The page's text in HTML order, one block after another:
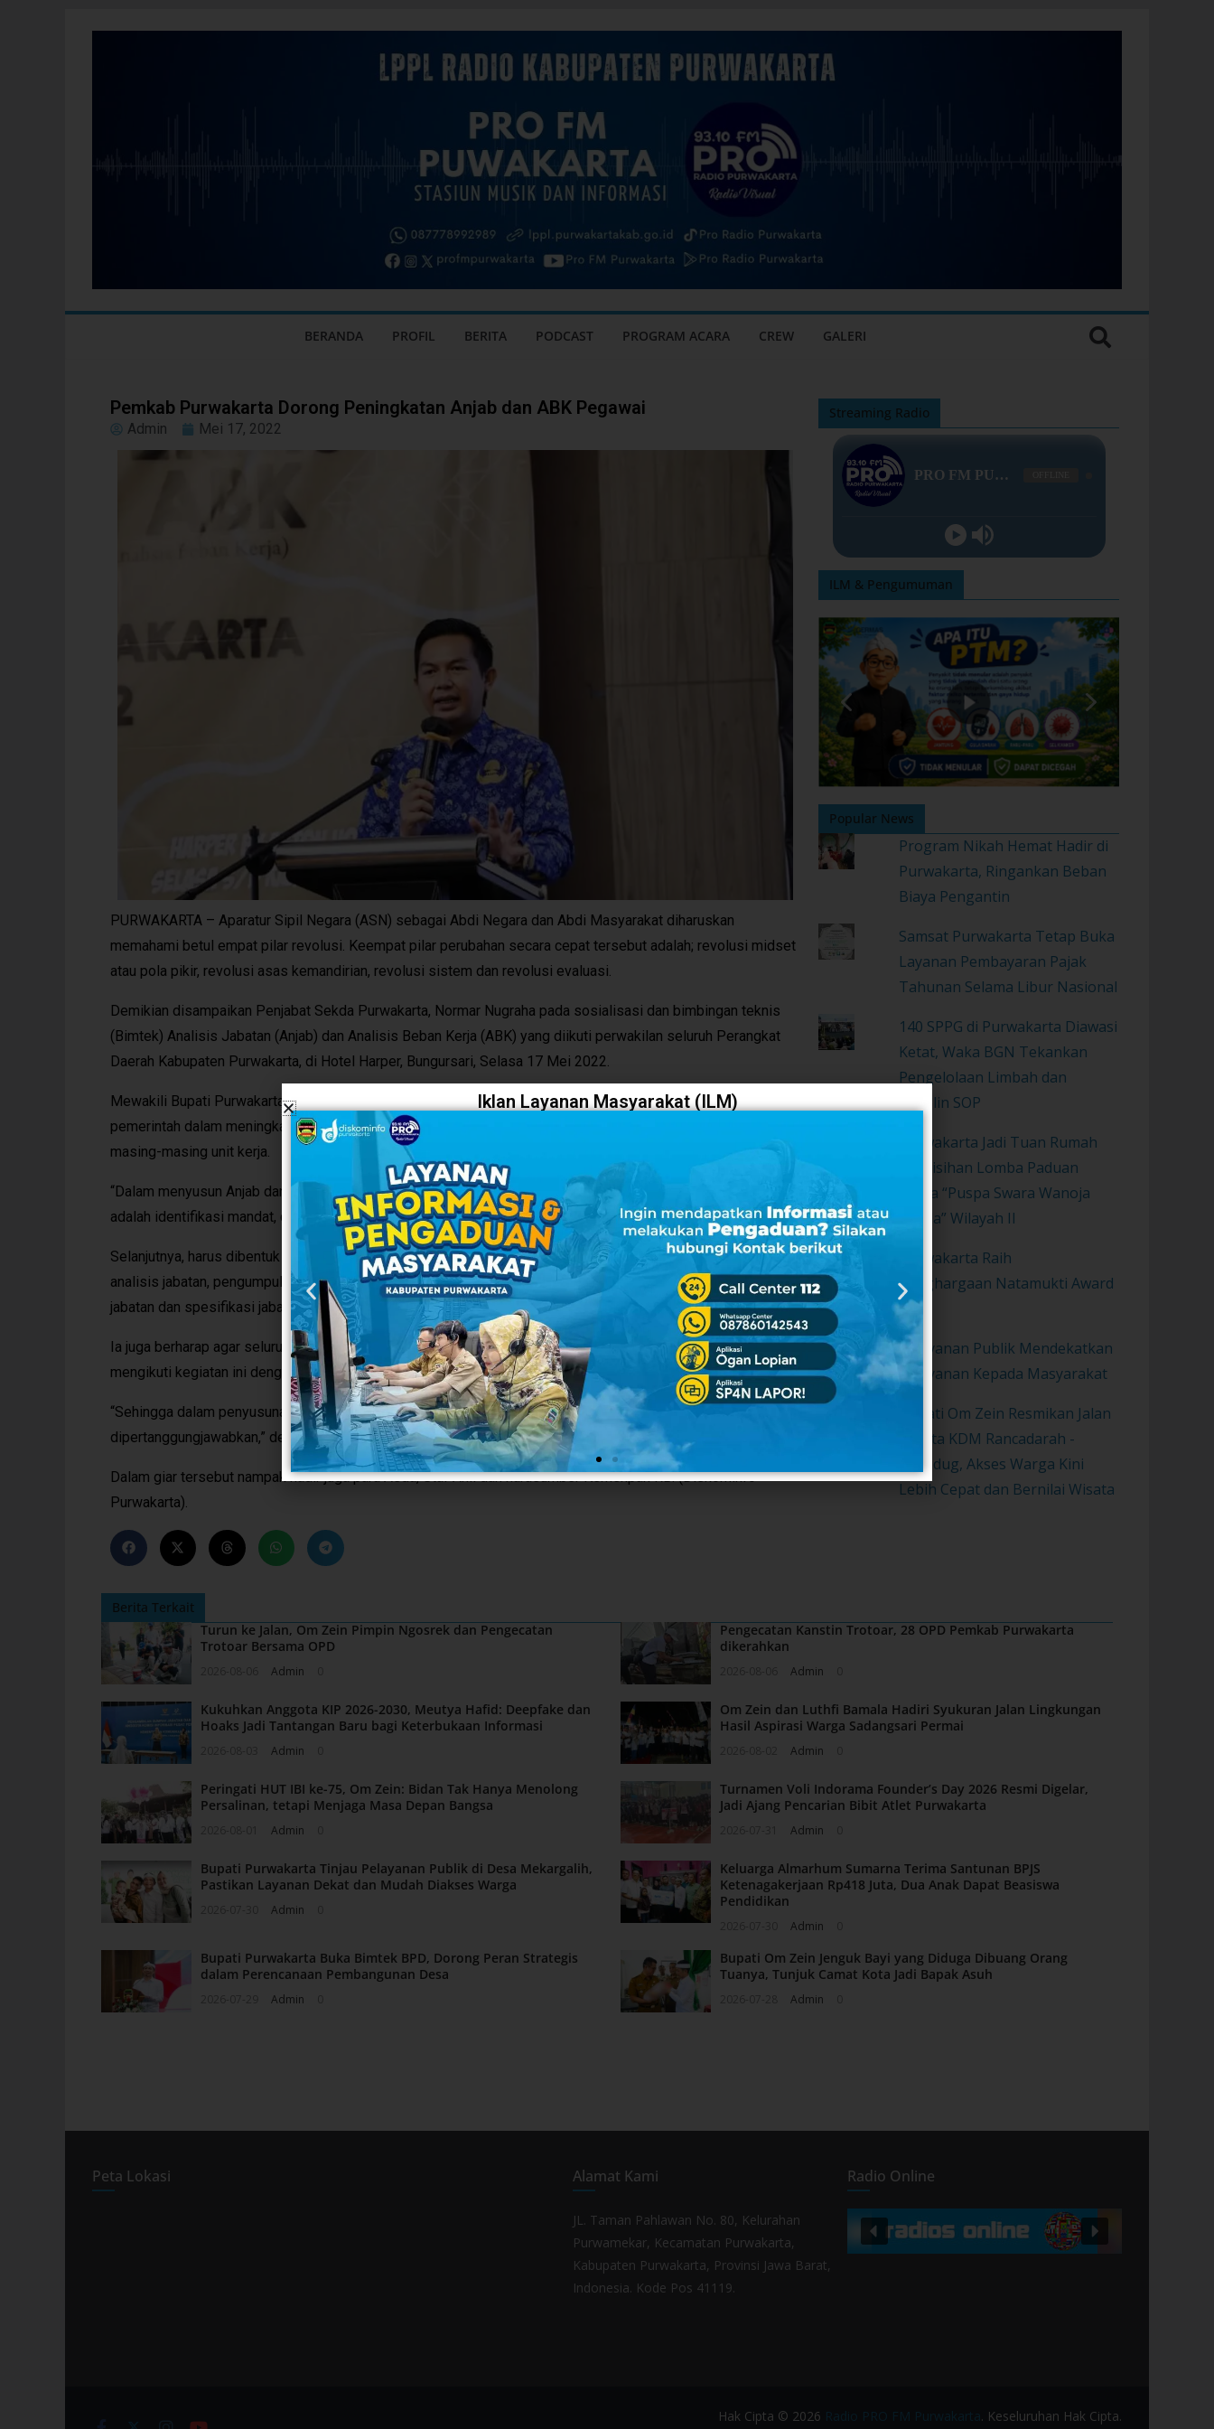
BERANDA PROFIL BERITA PODCAST PROGRAM ACARA CREW GALERI
Pemkab Purwakarta Dorong Peningkatan Anjab dan ABK Pegawai
Admin Mei 17, 2022
PURWAKARTA – Aparatur Sipil Negara (ASN) sebagai Abdi Negara dan Abdi Masyarakat diharuskan
memahami betul empat pilar revolusi. Keempat pilar perubahan secara cepat tersebut adalah; revolusi midset
atau pola pikir, revolusi asas kemandirian, revolusi sistem dan revolusi evaluasi.
Demikian disampaikan Penjabat Sekda Purwakarta, Normar Nugraha pada sosialisasi dan bimbingan teknis
(Bimtek) Analisis Jabatan (Anjab) dan Analisis Beban Kerja (ABK) yang diikuti perwakilan seluruh Perangkat
Daerah Kabupaten Purwakarta, di Hotel Harper, Bungursari, Selasa 17 Mei 2022.
Mewakili Bupati Purwakarta, Norman juga mengatakan, Bimtek Anjab dan ABK ini adalah sebagai upaya
pemerintah dalam meningkatkan kemampuan (ASN) untuk melaksanakan program analisis jabatan pada
masing-masing unit kerja.
“Dalam menyusun Anjab dan ABK, terdapat serangkaian proses yang harus dilewati satu-persatu. Pertama
adalah identifikasi mandat, desain organisasi, struktur organisasi, dan proses bisnis,” kata Norman.
Selanjutnya, harus dibentuk juga tim pelaksana penyusun Anjab dan ABK yang kemudian akan melakukan
analisis jabatan, pengumpulan data jabatan, pengolahan data jabatan, verifikasi jabatan yang terdiri dari uraian
jabatan dan spesifikasi jabatan, validasi kebutuhan, serta penyusunan peta jabatan.
Ia juga berharap agar seluruh peserta Bimtek dari masing-masing Perangkat Daerah agar benar-benar
mengikuti kegiatan ini dengan baik.
“Sehingga dalam penyusunan Anjab dan ABK dapat tersusun sesuai pedoman yang ditetapkan dan dapat
dipertanggungjawabkan,” demikian Norman Nugraha.
Dalam giar tersebut nampak hadir juga para Asda, Staf Ahli dan narasumber Kemenpan RB. (Diskominfo
Purwakarta).
Streaming Radio
ILM & Pengumuman
Popular News
Program Nikah Hemat Hadir di
Purwakarta, Ringankan Beban
Biaya Pengantin
Samsat Purwakarta Tetap Buka
Layanan Pembayaran Pajak
Tahunan Selama Libur Nasional
140 SPPG di Purwakarta Diawasi
Ketat, Waka BGN Tekankan
Pengelolaan Limbah dan
Disiplin SOP
Purwakarta Jadi Tuan Rumah
Penyisihan Lomba Paduan
Suara “Puspa Swara Wanoja
Sunda” Wilayah II
Purwakarta Raih
Penghargaan Natamukti Award
2021
Pelayanan Publik Mendekatkan
Pelayanan Kepada Masyarakat
Bupati Om Zein Resmikan Jalan
Wisata KDM Rancadarah -
Gurudug, Akses Warga Kini
Lebih Cepat dan Bernilai Wisata
Berita Terkait
Turun ke Jalan, Om Zein Pimpin Ngosrek dan Pengecatan
Trotoar Bersama OPD
Admin
Pengecatan Kanstin Trotoar, 28 OPD Pemkab Purwakarta
dikerahkan
Admin
Kukuhkan Anggota KIP 2026-2030, Meutya Hafid: Deepfake dan
Hoaks Jadi Tantangan Baru bagi Keterbukaan Informasi
Admin
Om Zein dan Luthfi Bamala Hadiri Syukuran Jalan Lingkungan
Hasil Aspirasi Warga Sadangsari Permai
Admin
Peringati HUT IBI ke-75, Om Zein: Bidan Tak Hanya Menolong
Persalinan, tetapi Menjaga Masa Depan Bangsa
Admin
Turnamen Voli Indorama Founder’s Day 2026 Resmi Digelar,
Jadi Ajang Pencarian Bibit Atlet Purwakarta
Admin
Bupati Purwakarta Tinjau Pelayanan Publik di Desa Mekargalih,
Pastikan Layanan Dekat dan Mudah Diakses Warga
Admin
Keluarga Almarhum Sumarna Terima Santunan BPJS
Ketenagakerjaan Rp418 Juta, Dua Anak Dapat Beasiswa
Pendidikan
Admin
Bupati Purwakarta Buka Bimtek BPD, Dorong Peran Strategis
dalam Perencanaan Pembangunan Desa
Admin
Bupati Om Zein Jenguk Bayi yang Diduga Dibuang Orang
Tuanya, Tunjuk Camat Kota Jadi Bapak Asuh
Admin
Peta Lokasi Alamat Kami
JL. Taman Pahlawan No. 80, Kelurahan
Purwamekar, Kecamatan Purwakarta,
Kabupaten Purwakarta, Provinsi Jawa Barat,
Indonesia. Kode Pos 41119.
Radio Online
Hak Cipta © 2026 Radio PRO FM Purwakarta. Keseluruhan Hak Cipta.
Iklan Layanan Masyarakat (ILM)